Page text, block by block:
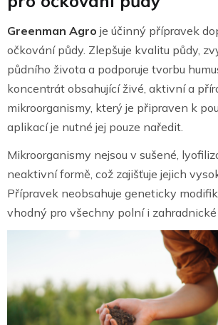
Greenman Agro je účinný přípravek
očkování půdy. Zlepšuje kvalitu půdy,
půdního života a podporuje tvorbu
koncentrát obsahující živé, aktivní a
mikroorganismy, který je připraven k
aplikací je nutné jej pouze naředit.
Mikroorganismy nejsou v sušené,
neaktivní formě, což zajišťuje jejich
Přípravek neobsahuje geneticky
vhodný pro všechny polní i zahradnické